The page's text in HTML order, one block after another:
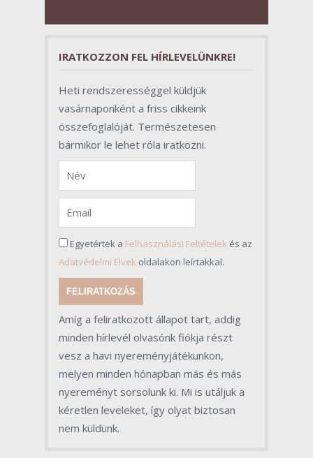
szerepet töltenek be az egész
IRATKOZZON FEL HÍRLEVELÜNKRE!
Heti rendszerességgel küldjük
vasárnaponként a friss cikkeink
összefoglalóját. Természetesen
bármikor le lehet róla iratkozni.
Egyetértek a Felhasználási Feltételek és az
Adatvédelmi Elvek oldalakon leírtakkal.
FELIRATKOZÁS
Amíg a feliratkozott állapot tart, addig
minden hírlevél olvasónk fiókja részt
vesz a havi nyereményjátékunkon,
melyen minden hónapban más és más
nyereményt sorsolunk ki. Mi is utáljuk a
kéretlen leveleket, így olyat biztosan
nem küldünk.